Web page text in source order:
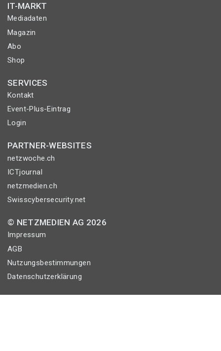
IT-MARKT
Mediadaten
Magazin
Abo
Shop
SERVICES
Kontakt
Event-Plus-Eintrag
Login
PARTNER-WEBSITES
netzwoche.ch
ICTjournal
netzmedien.ch
Swisscybersecurity.net
© NETZMEDIEN AG 2026
Impressum
AGB
Nutzungsbestimmungen
Datenschutzerklärung